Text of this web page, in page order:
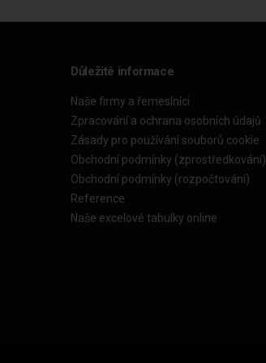
Důležité informace
Naše firmy a řemeslníci
Zpracování a ochrana osobních údajů
Zásady pro používání souborů cookie
Obchodní podmínky (zprostředkování)
Obchodní podmínky (rozpočtování)
Reference
Naše excelové tabulky online